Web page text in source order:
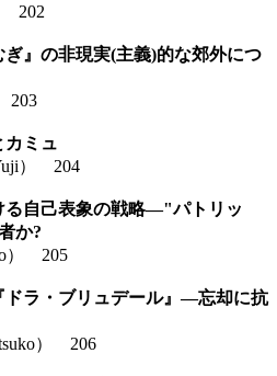
202
』の非現実(主義)的な郊外につ
203
ミュ
） 204
る自己表象の戦略―"パトリッ
か?
） 205
ドラ・ブリュデール』―忘却に抗
） 206